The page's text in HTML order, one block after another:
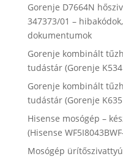
Gorenje D7664N
347373/01 –
dokumentumok
Gorenje kombinált
tudástár (Gorenje
Gorenje kombinált
tudástár (Gorenje
Hisense mosógép –
(Hisense
Mosógép